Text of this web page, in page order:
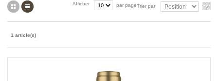
Grille Trier par
Afficher par page
1 article(s)